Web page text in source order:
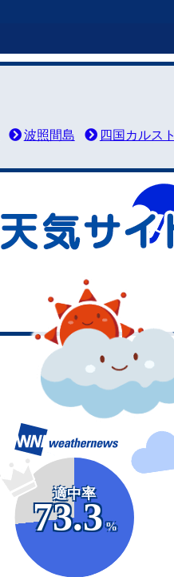
波照間島 四国カルスト
適中率
73.3
%